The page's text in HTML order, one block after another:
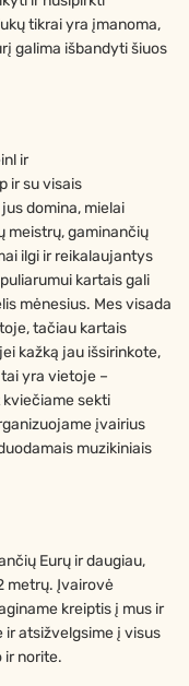
tikrai yra įmanoma,
galima išbandyti šiuos
ir
ir su visais
domina, mielai
meistrų, gaminančių
ilgi ir reikalaujantys
kartais gali
mėnesius. Mes visada
tačiau kartais
kažką jau išsirinkote,
yra vietoje –
kviečiame sekti
įvairius
muzikiniais
Eurų ir daugiau,
metrų. Įvairovė
kreiptis į mus ir
ir atsižvelgsime į visus
ir norite.